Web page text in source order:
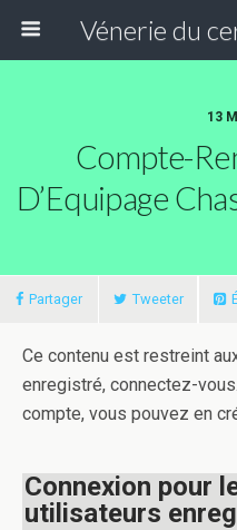
13
Compte-
D’Equipage
Partager Tweeter
Ce contenu est restreint
enregistré, connectez-
compte, vous pouvez en
Connexion pour
utilisateurs